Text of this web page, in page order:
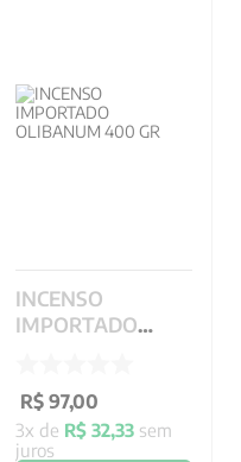
INCENSO
IMPORTADO
R$ 97,00
3x de R$ 32,33 sem
juros